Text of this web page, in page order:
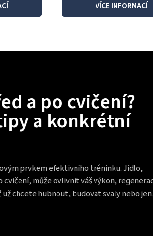
VÍCE INFORMACÍ